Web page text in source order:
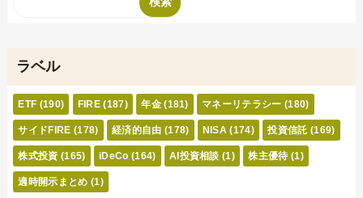
ラベル
ETF (190) FIRE (187) 年金 (181) マネーリテラシー (180)
サイドFIRE (178) 経済的自由 (178) NISA (174) 投資信託 (169)
株式投資 (165) iDeCo (164) AI投資相談 (1) 株主優待 (1)
適時開示まとめ (1)